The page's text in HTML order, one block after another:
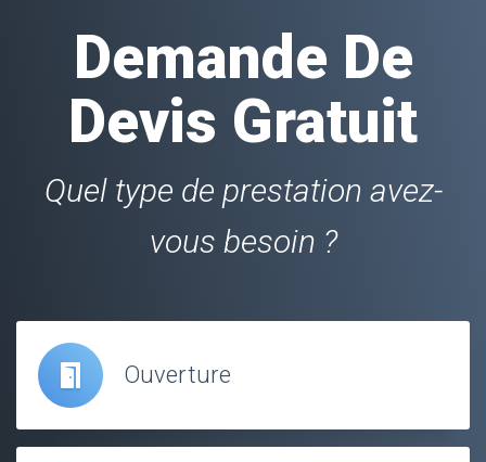
Demande De
Devis Gratuit
Quel type de prestation avez-
vous besoin ?
Ouverture